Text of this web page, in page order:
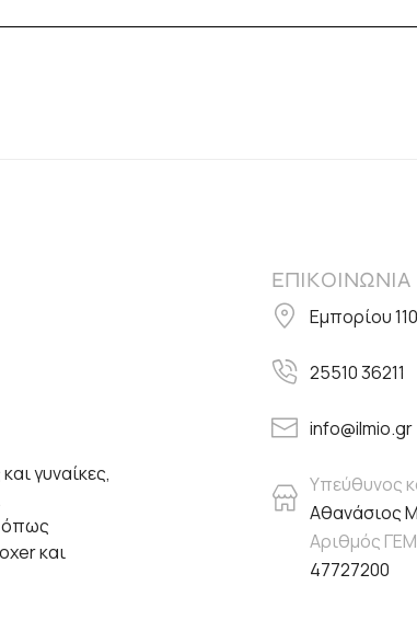
γυναίκες,
όπως
και
ΕΠΙΚΟΙΝΩΝΙΑ
Εμπορίου
25510 36211
info@ilmio.gr
Υπεύθυνος
Αθανάσιος
Αριθμός
47727200